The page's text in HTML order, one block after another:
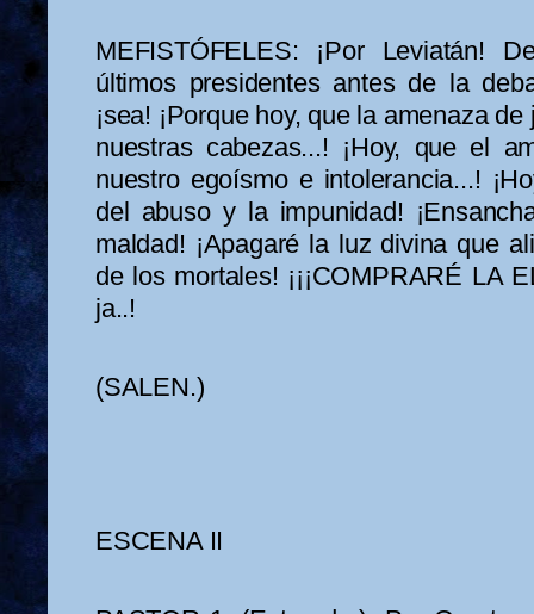
MEFISTÓFELES: ¡Por Leviatán!
últimos presidentes antes de la
¡sea! ¡Porque hoy, que la amenaza
nuestras cabezas...! ¡Hoy, que el
nuestro egoísmo e intolerancia...!
del abuso y la impunidad!
maldad! ¡Apagaré la luz divina que
de los mortales! ¡¡¡COMPRARÉ LA
ja..!
(SALEN.)
ESCENA II